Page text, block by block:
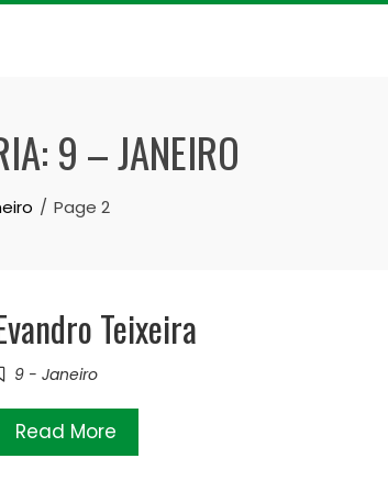
9 – JANEIRO
Page 2
Teixeira
9 - Janeiro
Read More